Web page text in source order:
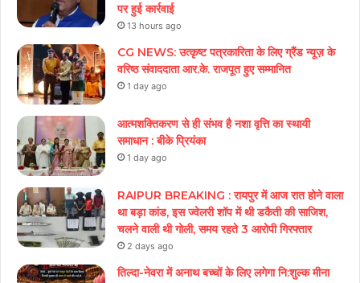
पर हुई कार्रवाई
13 hours ago
CG NEWS: उत्कृष्ट पत्रकारिता के लिए ग्रैंड न्यूज़ के
वरिष्ठ संवाददाता आर.के. राजपूत हुए सम्मानित
1 day ago
आत्मशक्तिकरण से ही संभव है नशा वृत्ति का स्थायी
समाधान : बीके प्रियंका
1 day ago
RAIPUR BREAKING : रायपुर में आज रात होने वाला
था बड़ा कांड, इस ज्वेलरी शॉप में थी डकैती की साजिश,
चलने वाली थी गोली, समय रहते 3 आरोपी गिरफ्तार
2 days ago
तिल्दा-नेवरा में अनाथ बच्चों के लिए लगेगा नि:शुल्क मीना